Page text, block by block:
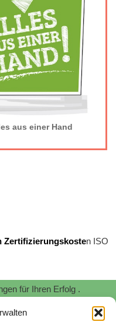
aus einer Hand
Zertifizierungskosten ISO
für Ihren Erfolg .